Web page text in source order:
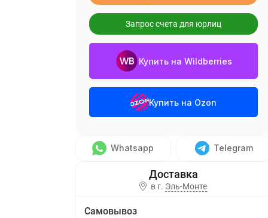
Запрос счета для юрлиц
Купить на Wildberries
Купить на Ozon
Whatsapp Telegram
в г. Эль-Монте
Самовывоз